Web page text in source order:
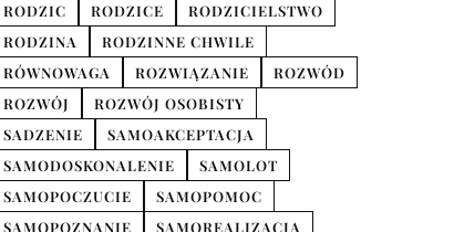
RODZIC
RODZICE
RODZICIELSTWO
RODZINA
RODZINNE CHWILE
RÓWNOWAGA
ROZWIĄZANIE
ROZWÓD
ROZWÓJ
ROZWÓJ OSOBISTY
SADZENIE
SAMOAKCEPTACJA
SAMODOSKONALENIE
SAMOLOT
SAMOPOCZUCIE
SAMOPOMOC
SAMOPOZNANIE
SAMOREALIZACJA